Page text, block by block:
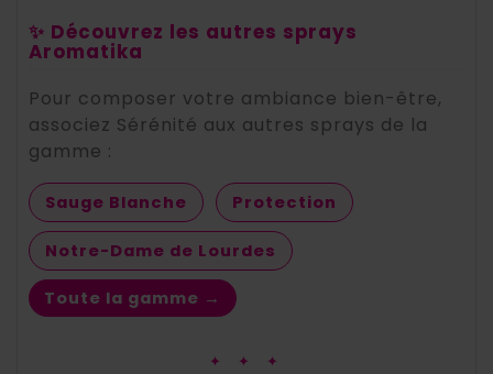
✨ Découvrez les autres sprays
Aromatika
Pour composer votre ambiance bien-être,
associez Sérénité aux autres sprays de la
gamme :
Sauge Blanche Protection
Notre-Dame de Lourdes
Toute la gamme →
✦ ✦ ✦